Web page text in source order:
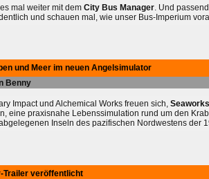
mal weiter mit dem City Bus Manager. Und
und schauen mal, wie unser Bus-Imperium
und Meer im neuen Angelsimulator
Benny
Impact und Alchemical Works freuen sich,
eine praxisnahe Lebenssimulation rund um den
Inseln des pazifischen Nordwestens der
Trailer veröffentlicht